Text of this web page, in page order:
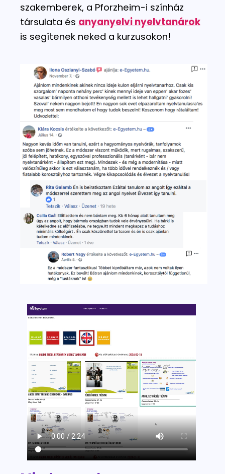
szakemberek, a Pforzheim-i színház
társulata és anyanyelvi nyelvtanárok
is segítenek neked a kurzusokon!